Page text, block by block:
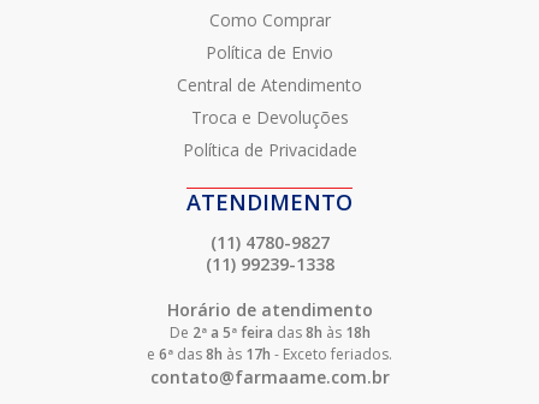
Como Comprar
Política de Envio
Central de Atendimento
Troca e Devoluções
Política de Privacidade
ATENDIMENTO
(11) 4780-9827
(11) 99239-1338
Horário de atendimento
De 2ª a 5ª feira das8h às 18h
e 6ª das8h às 17h - Exceto feriados.
contato@farmaame.com.br